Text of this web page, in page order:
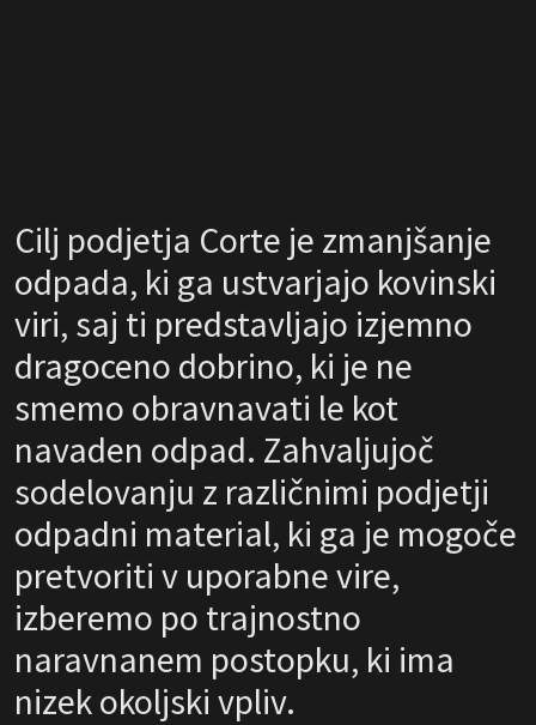
Cilj podjetja Corte je zmanjšanje
odpada, ki ga ustvarjajo kovinski
viri, saj ti predstavljajo izjemno
dragoceno dobrino, ki je ne
smemo obravnavati le kot
navaden odpad. Zahvaljujoč
sodelovanju z različnimi podjetji
odpadni material, ki ga je mogoče
pretvoriti v uporabne vire,
izberemo po trajnostno
naravnanem postopku, ki ima
nizek okoljski vpliv.